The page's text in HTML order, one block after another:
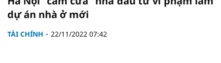
dự án nhà ở mới
TÀI CHÍNH 22/11/2022 07:42